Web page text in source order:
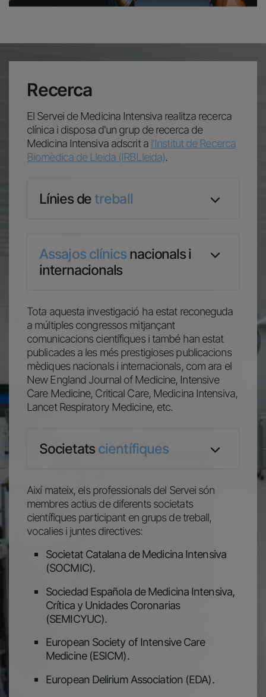
Recerca
El Servei de Medicina Intensiva realitza recerca
clínica i disposa d'un grup de recerca de
Medicina Intensiva adscrit a l'Institut de Recerca
Biomèdica de Lleida (IRBLleida).
Línies de treball
Assajos clínics nacionals i
internacionals
Tota aquesta investigació ha estat reconeguda
a múltiples congressos mitjançant
comunicacions científiques i també han estat
publicades a les més prestigioses publicacions
mèdiques nacionals i internacionals, com ara el
New England Journal of Medicine, Intensive
Care Medicine, Critical Care, Medicina Intensiva,
Lancet Respiratory Medicine, etc.
Societatscientífiques
Així mateix, els professionals del Servei són
membres actius de diferents societats
científiques participant en grups de treball,
vocalies i juntes directives:
Societat Catalana de Medicina Intensiva
(SOCMIC).
Sociedad Española de Medicina Intensiva,
Crítica y Unidades Coronarias
(SEMICYUC).
European Society of Intensive Care
Medicine (ESICM).
European Delirium Association (EDA).